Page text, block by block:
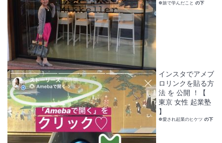
❁旅で学んだこと の下
インスタでアメブ
ロリンクを貼る方
法 を 公開 ！【
東京 女性 起業塾
】
❁愛され起業のヒケツ の下